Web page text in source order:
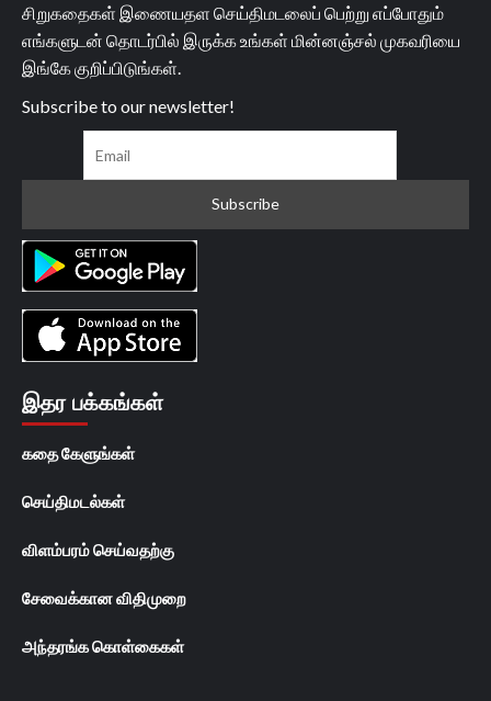
சிறுகதைகள் இணையதள செய்திமடலைப் பெற்று எப்போதும்
எங்களுடன் தொடர்பில் இருக்க உங்கள் மின்னஞ்சல் முகவரியை
இங்கே குறிப்பிடுங்கள்.
Subscribe to our newsletter!
இதர பக்கங்கள்
கதை கேளுங்கள்
செய்திமடல்கள்
விளம்பரம் செய்வதற்கு
சேவைக்கான விதிமுறை
அந்தரங்க கொள்கைகள்